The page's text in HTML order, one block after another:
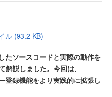
ル (93.2 KB)
ソースコードと実際の動作を
説しました。今回は、
録機能をより実践的に拡張し